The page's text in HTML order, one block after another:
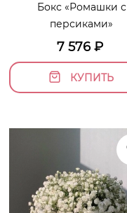
Бокс «Ромашки с
персиками»
7 576₽
КУПИТЬ